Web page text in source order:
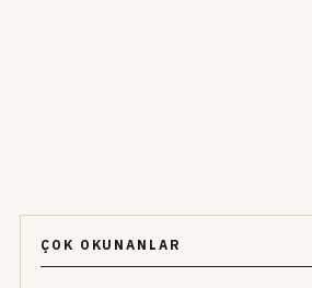
ÇOK OKUNANLAR